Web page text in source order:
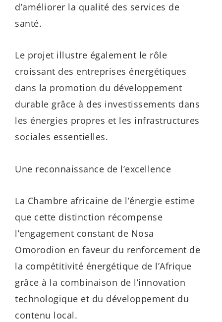
d’améliorer la qualité des services de
santé.
Le projet illustre également le rôle
croissant des entreprises énergétiques
dans la promotion du développement
durable grâce à des investissements dans
les énergies propres et les infrastructures
sociales essentielles.
Une reconnaissance de l’excellence
La Chambre africaine de l’énergie estime
que cette distinction récompense
l’engagement constant de Nosa
Omorodion en faveur du renforcement de
la compétitivité énergétique de l’Afrique
grâce à la combinaison de l’innovation
technologique et du développement du
contenu local.